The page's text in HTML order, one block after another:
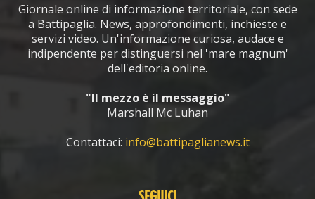
Giornale online di informazione territoriale, con sede
a Battipaglia. News, approfondimenti, inchieste e
servizi video. Un'informazione curiosa, audace e
indipendente per distinguersi nel 'mare magnum'
dell'editoria online.
"Il mezzo è il messaggio"
Marshall Mc Luhan
Contattaci: info@battipaglianews.it